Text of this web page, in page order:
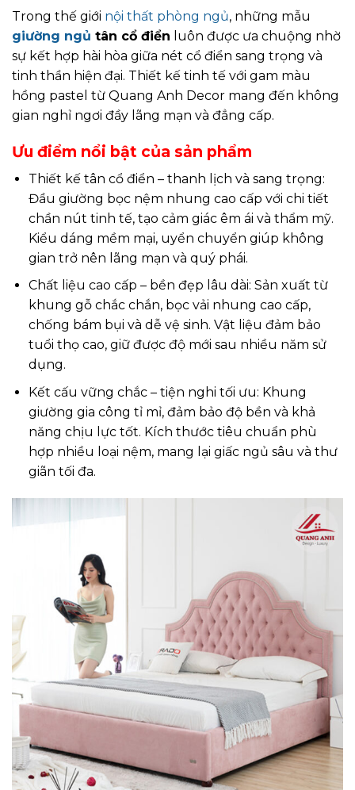
Trong thế giới nội thất phòng ngủ, những mẫu
giường ngủ tân cổ điển luôn được ưa chuộng nhờ
sự kết hợp hài hòa giữa nét cổ điển sang trọng và
tinh thần hiện đại. Thiết kế tinh tế với gam màu
hồng pastel từ Quang Anh Decor mang đến không
gian nghỉ ngơi đầy lãng mạn và đẳng cấp.
Ưu điểm nổi bật của sản phẩm
Thiết kế tân cổ điển – thanh lịch và sang trọng:
Đầu giường bọc nệm nhung cao cấp với chi tiết
chần nút tinh tế, tạo cảm giác êm ái và thẩm mỹ.
Kiểu dáng mềm mại, uyển chuyển giúp không
gian trở nên lãng mạn và quý phái.
Chất liệu cao cấp – bền đẹp lâu dài: Sản xuất từ
khung gỗ chắc chắn, bọc vải nhung cao cấp,
chống bám bụi và dễ vệ sinh. Vật liệu đảm bảo
tuổi thọ cao, giữ được độ mới sau nhiều năm sử
dụng.
Kết cấu vững chắc – tiện nghi tối ưu: Khung
giường gia công tỉ mỉ, đảm bảo độ bền và khả
năng chịu lực tốt. Kích thước tiêu chuẩn phù
hợp nhiều loại nệm, mang lại giấc ngủ sâu và thư
giãn tối đa.